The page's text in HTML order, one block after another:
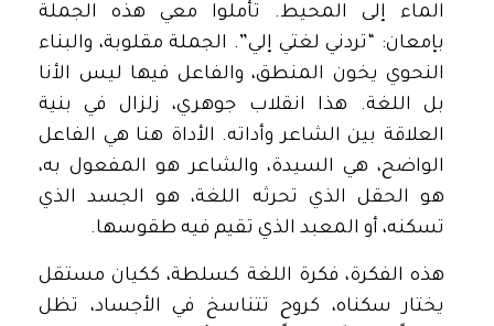
الماء إلى المحيط. تأملوا معي هذه الجملة
بإمعان: “تردني لغتي إلي”. الجملة مقلوبة، والبناء
النحوي يخون المنطق، والفاعل فيها ليس الأنا
بل اللغة. هذا انقلاب جوهري، زلزال في بنية
العلاقة بين الشاعر وأداته. الأداة هنا هي الفاعل
الواضح، هي السيدة، والشاعر هو المفعول به،
هو الحقل الذي تحرثه اللغة، هو الجسد الذي
تسكنه، أو المعبد الذي تقيم فيه طقوسها.
هذه الفكرة، فكرة اللغة كسلطة، ككيان مستقل
يختار سكناه، كروح تتناسخ في الأجساد، تظل